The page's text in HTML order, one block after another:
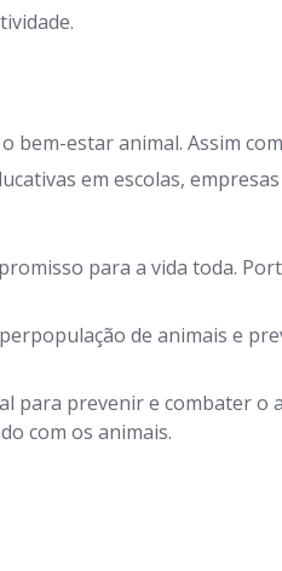
bem-estar animal. Assim
em escolas,
para a vida toda.
de animais e
para prevenir e combater o
com os animais.